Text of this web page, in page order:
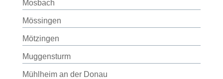
Mosbach
Mössingen
Mötzingen
Muggensturm
Mühlheim an der Donau